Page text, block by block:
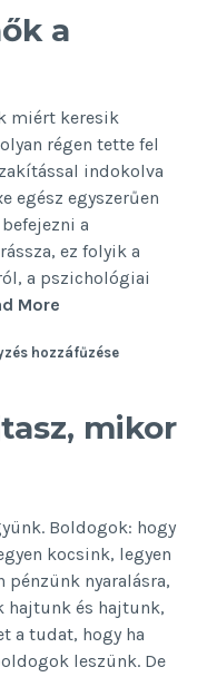
a
miért keresik
régen tette fel
indokolva
egész egyszerűen
a
ez folyik a
a pszichológiai
More
a
boldogságot
hozzáfűzése
mikor
Boldogok: hogy
kocsink, legyen
pénzünk nyaralásra,
hajtunk és hajtunk,
a tudat, hogy ha
leszünk. De